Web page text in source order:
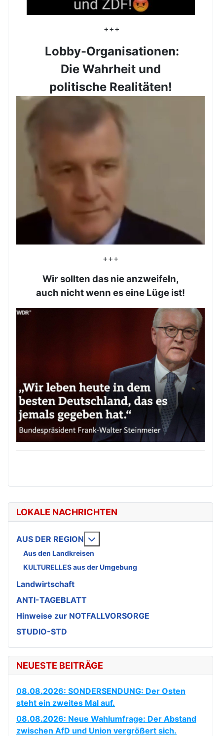
LOKALE NACHRICHTEN
AUS DER REGION
Aus den Landkreisen
KULTURELLES aus der Umgebung
Landwirtschaft
ANTI-TAGEBLATT
Hinweise zur NOTFALLVORSORGE
STUDIO-STD
NEUESTE BEITRÄGE
08.08.2026: SONDERSENDUNG: Der Osten
steht ein zweites Mal auf.
08.08.2026: Neue Wahlumfrage: Der Abstand
zwischen AfD und Union vergrößert sich.
+++
Lobby-Organisationen:
Die Wahrheit und
politische Realitäten!
+++
Wir sollten das nie anzweifeln,
auch nicht wenn es eine Lüge ist!